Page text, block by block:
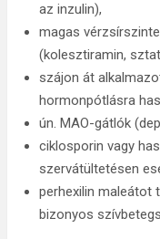
az inzulin),
magas
(kolesztiramin,
szájon át
hormonpótlásra
ún. MAO-gátlók
ciklosporin vagy
szervátültetésen
perhexilin maleátot
bizonyos